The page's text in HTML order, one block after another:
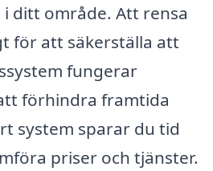
ditt område. Att rensa
för att säkerställa att
fungerar
förhindra framtida
system sparar du tid
priser och tjänster.